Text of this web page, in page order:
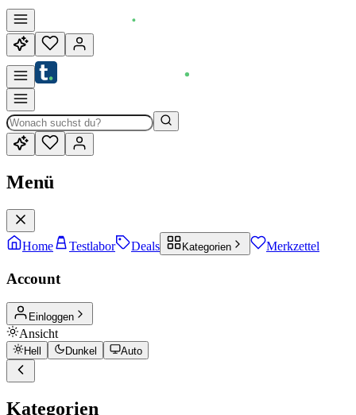
Menü
Home Testlabor Deals Kategorien Merkzettel
Account
Einloggen
Ansicht
Hell Dunkel Auto
Kategorien